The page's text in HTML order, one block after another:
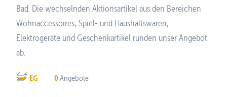
Bad. Die wechselnden Aktionsartikel aus den Bereichen
Wohnaccessoires, Spiel- und Haushaltswaren,
Elektrogeräte und Geschenkartikel runden unser Angebot
ab.
EG 0Angebote